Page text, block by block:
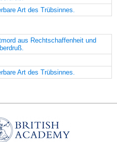
Art des Trübsinnes.
aus Rechtschaffenheit und
Art des Trübsinnes.